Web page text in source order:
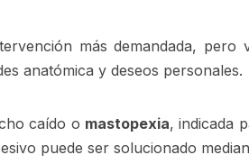
más demandada,
anatómica y deseos personales.
caído o mastopexia, indicada
puede ser solucionado